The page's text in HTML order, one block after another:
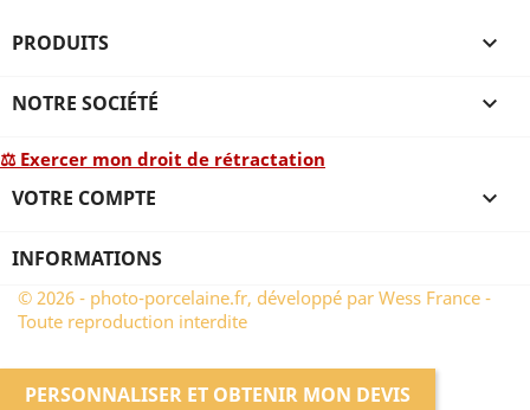
PRODUITS 
NOTRE SOCIÉTÉ 
⚖ Exercer mon droit de rétractation
VOTRE COMPTE 
INFORMATIONS
© 2026 - photo-porcelaine.fr, développé par Wess France -
Toute reproduction interdite
PERSONNALISER ET OBTENIR MON DEVIS